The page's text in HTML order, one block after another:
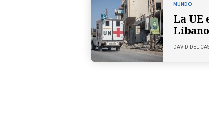
MUNDO
La UE
DAVID DEL